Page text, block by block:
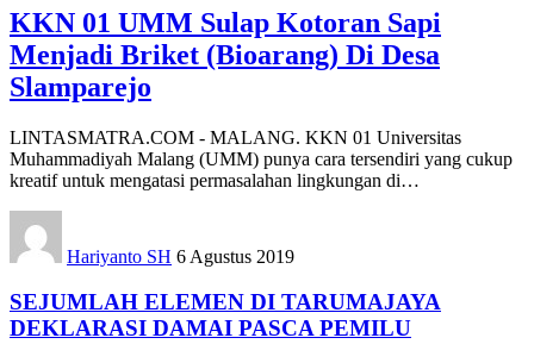
KKN 01 UMM Sulap Kotoran Sapi
Menjadi Briket (Bioarang) Di Desa
Slamparejo
LINTASMATRA.COM - MALANG. KKN 01 Universitas
Muhammadiyah Malang (UMM) punya cara tersendiri yang cukup
kreatif untuk mengatasi permasalahan lingkungan di…
Hariyanto SH 6 Agustus 2019
SEJUMLAH ELEMEN DI TARUMAJAYA
DEKLARASI DAMAI PASCA PEMILU